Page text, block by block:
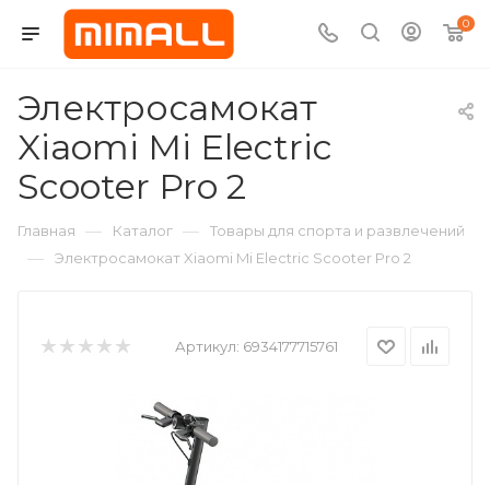
0
Электросамокат
Xiaomi Mi Electric
Scooter Pro 2
Главная — Каталог — Товары для спорта и развлечений
— Электросамокат Xiaomi Mi Electric Scooter Pro 2
Артикул: 6934177715761